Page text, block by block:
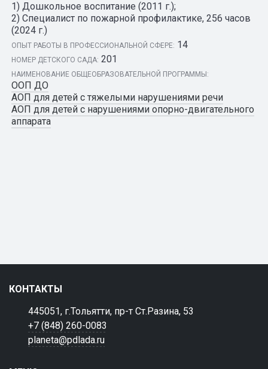
1) Дошкольное воспитание (2011 г.);
2) Специалист по пожарной профилактике, 256 часов
(2024 г.)
ОПЫТ РАБОТЫ В ПРОФЕССИОНАЛЬНОЙ СФЕРЕ: 14
НОМЕР ДЕТСКОГО САДА: 201
НАИМЕНОВАНИЕ ОБЩЕОБРАЗОВАТЕЛЬНОЙ ПРОГРАММЫ:
ООП ДО
АОП для детей с тяжелыми нарушениями речи
АОП для детей с нарушениями опорно-двигательного
аппарата
КОНТАКТЫ
445051, г.Тольятти, пр-т Ст.Разина, 53
+7 (848) 260-0083
planeta@pdlada.ru